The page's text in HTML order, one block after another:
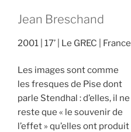
Jean Breschand
2001 17’ Le GREC France
Les images sont comme
les fresques de Pise dont
parle Stendhal : d’elles, il ne
reste que « le souvenir de
l’effet » qu’elles ont produit